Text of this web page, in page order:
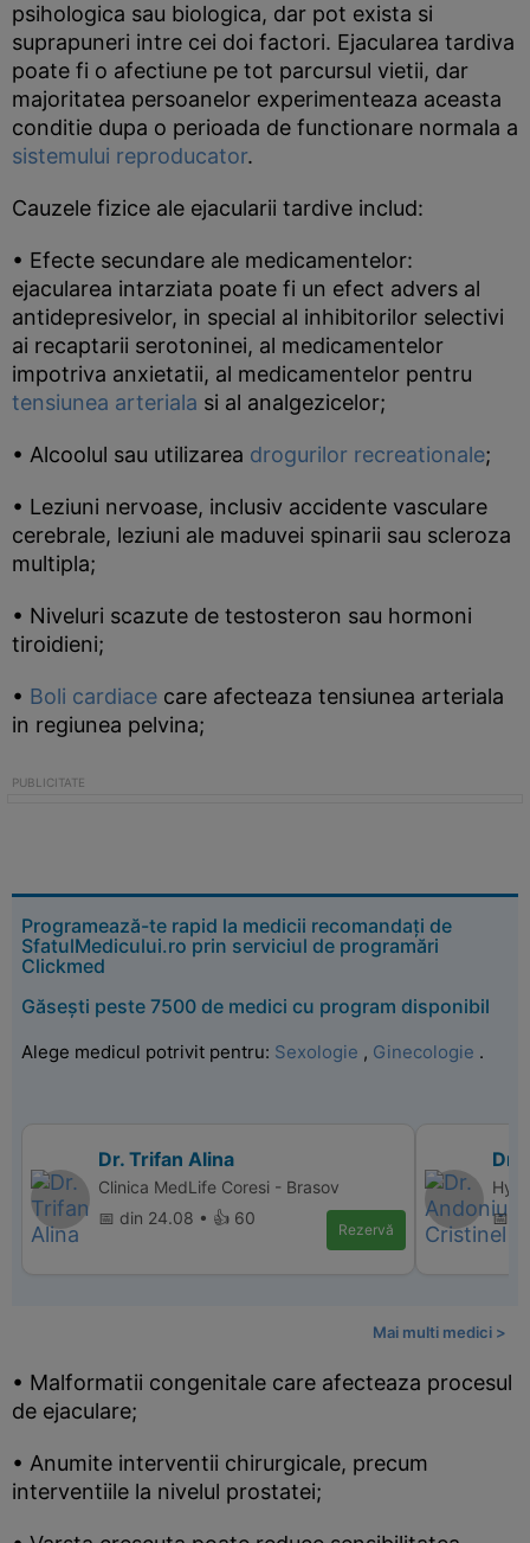
psihologica sau biologica, dar pot exista si
suprapuneri intre cei doi factori. Ejacularea tardiva
poate fi o afectiune pe tot parcursul vietii, dar
majoritatea persoanelor experimenteaza aceasta
conditie dupa o perioada de functionare normala a
sistemului reproducator.
Cauzele fizice ale ejacularii tardive includ:
• Efecte secundare ale medicamentelor:
ejacularea intarziata poate fi un efect advers al
antidepresivelor, in special al inhibitorilor selectivi
ai recaptarii serotoninei, al medicamentelor
impotriva anxietatii, al medicamentelor pentru
tensiunea arteriala si al analgezicelor;
• Alcoolul sau utilizarea drogurilor recreationale;
• Leziuni nervoase, inclusiv accidente vasculare
cerebrale, leziuni ale maduvei spinarii sau scleroza
multipla;
• Niveluri scazute de testosteron sau hormoni
tiroidieni;
• Boli cardiace care afecteaza tensiunea arteriala
in regiunea pelvina;
Programează-te rapid la medicii recomandați de
SfatulMedicului.ro prin serviciul de programări
Clickmed
Găsești peste 7500 de medici cu program disponibil
Alege medicul potrivit pentru: Sexologie , Ginecologie .
Dr. Trifan Alina
Clinica MedLife Coresi - Brasov
📅 din 24.08 • 👍 60
Rezervă
Dr.
📅
Mai multi medici >
• Malformatii congenitale care afecteaza procesul
de ejaculare;
• Anumite interventii chirurgicale, precum
interventiile la nivelul prostatei;